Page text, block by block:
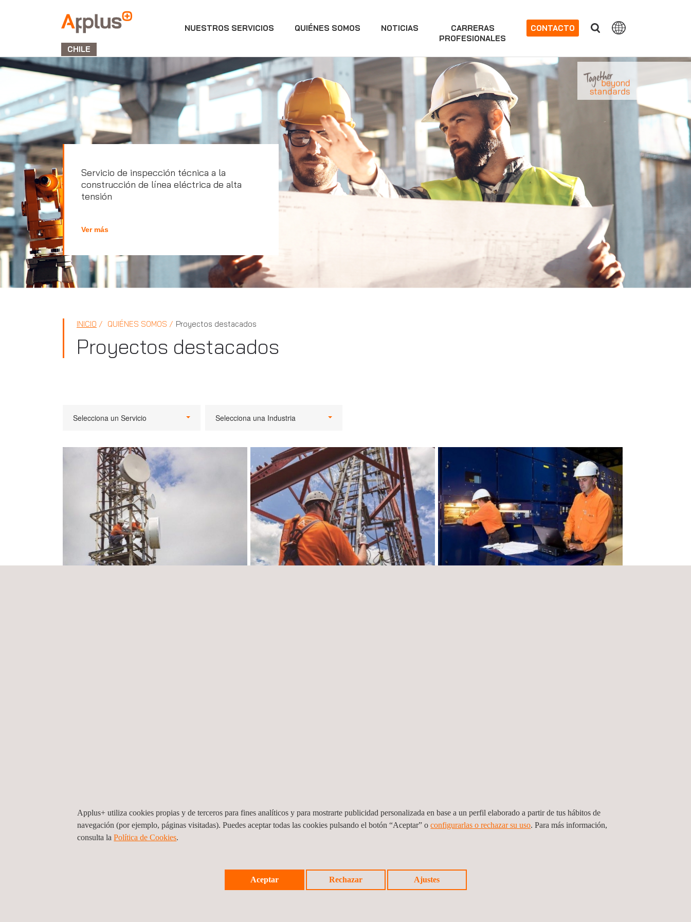
APPLUS+
GROUP
CHILE
NUESTROS SERVICIOS QUIÉNES SOMOS NOTICIAS
CARRERAS
PROFESIONALES
CONTACTO
Servicio de inspección técnica a la
construcción de línea eléctrica de alta
tensión
Ver más
INICIO QUIÉNES SOMOS Proyectos destacados
Proyectos destacados
Selecciona un Servicio Selecciona una Industria
Supervisión del Contrato de Conservación
Supervisión del Contrato de Conservación
de Caminos de la Provincia de Antofagasta,
Sector Comuna de Antofagas
Supervisión de la reposición del Puente
Nicolasa en Ruta C-530, provincia de
Huasco, región de Atacama
Applus+ utiliza cookies propias y de terceros para fines analíticos y para mostrarte publicidad personalizada en base a un perfil elaborado a partir de tus hábitos de
navegación (por ejemplo, páginas visitadas). Puedes aceptar todas las cookies pulsando el botón “Aceptar” oconfigurarlas o rechazar su uso. Para más información,
consulta laPolítica de Cookies. ​
Aceptar Rechazar Ajustes